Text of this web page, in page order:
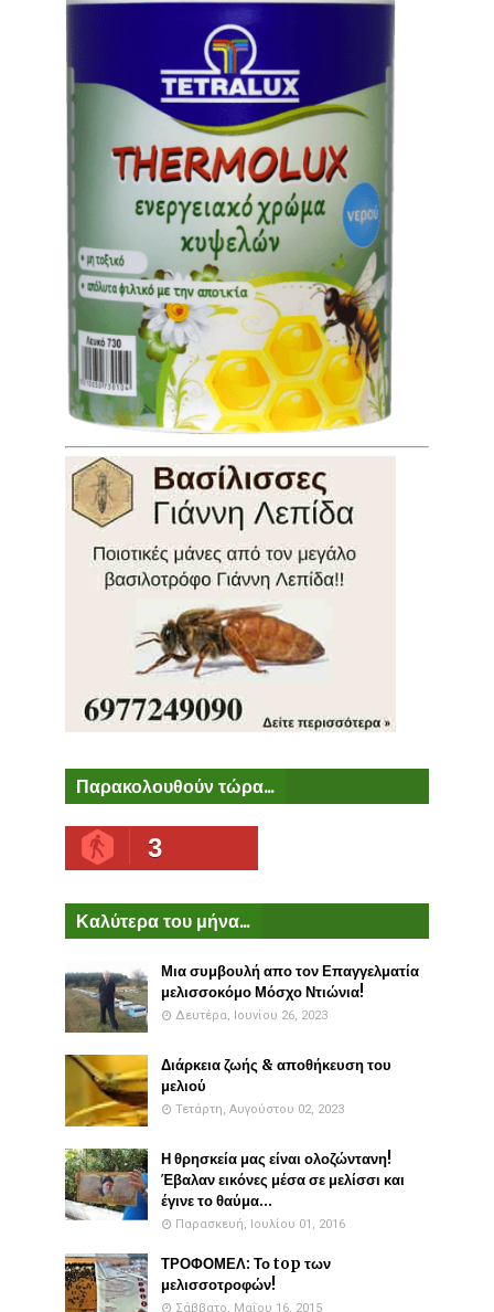
Παρακολουθούν τώρα...
3
Καλύτερα του μήνα...
Μια συμβουλή απο τον Επαγγελματία
μελισσοκόμο Μόσχο Ντιώνια!
Δευτέρα, Ιουνίου 26, 2023
Διάρκεια ζωής & αποθήκευση του
μελιού
Τετάρτη, Αυγούστου 02, 2023
Η θρησκεία μας είναι ολοζώντανη!
Έβαλαν εικόνες μέσα σε μελίσσι και
έγινε το θαύμα...
Παρασκευή, Ιουλίου 01, 2016
ΤΡΟΦΟΜΕΛ: Το top των
μελισσοτροφών!
Σάββατο, Μαΐου 16, 2015